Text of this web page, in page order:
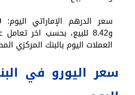
و8.42 للبيع، بحسب اخر
العملات اليوم بالبنك المركزي
سعر اليورو في